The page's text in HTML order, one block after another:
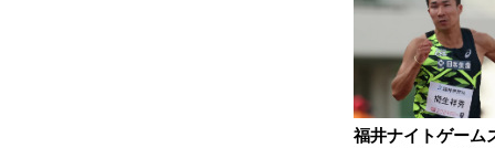
福井ナイトゲーム